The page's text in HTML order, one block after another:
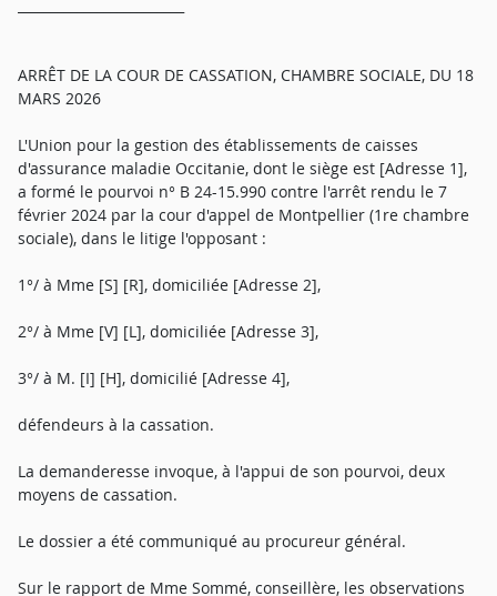
ARRÊT DE LA COUR DE CASSATION, CHAMBRE SOCIALE, DU 18
MARS 2026
L'Union pour la gestion des établissements de caisses
d'assurance maladie Occitanie, dont le siège est [Adresse 1],
a formé le pourvoi n° B 24-15.990 contre l'arrêt rendu le 7
février 2024 par la cour d'appel de Montpellier (1re chambre
sociale), dans le litige l'opposant :
1°/ à Mme [S] [R], domiciliée [Adresse 2],
2°/ à Mme [V] [L], domiciliée [Adresse 3],
3°/ à M. [I] [H], domicilié [Adresse 4],
défendeurs à la cassation.
La demanderesse invoque, à l'appui de son pourvoi, deux
moyens de cassation.
Le dossier a été communiqué au procureur général.
Sur le rapport de Mme Sommé, conseillère, les observations